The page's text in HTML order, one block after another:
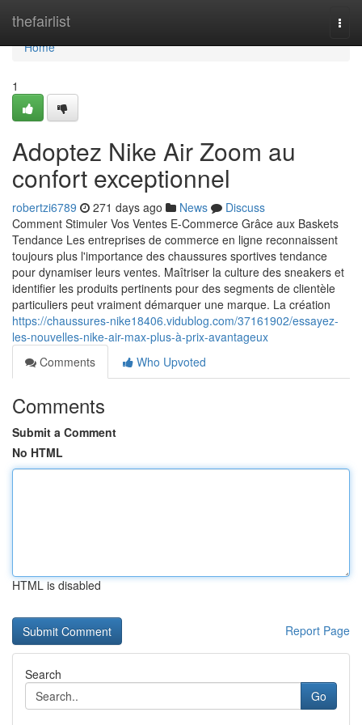
thefairlist
Home
Home
1
Adoptez Nike Air Zoom au
confort exceptionnel
robertzi6789 271 days ago News
Discuss
Comment Stimuler Vos Ventes E-Commerce Grâce aux Baskets
Tendance Les entreprises de commerce en ligne reconnaissent
toujours plus l'importance des chaussures sportives tendance
pour dynamiser leurs ventes. Maîtriser la culture des sneakers et
identifier les produits pertinents pour des segments de clientèle
particuliers peut vraiment démarquer une marque. La création
https://chaussures-nike18406.vidublog.com/37161902/essayez-
les-nouvelles-nike-air-max-plus-à-prix-avantageux
Comments
Who Upvoted
Comments
Submit a Comment
No HTML
HTML is disabled
Report Page
Search
Go